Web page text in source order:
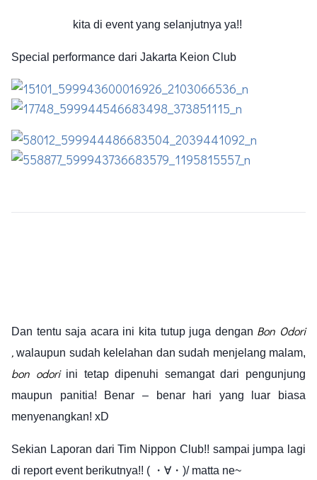
kita di event yang selanjutnya ya!!
Special performance dari Jakarta Keion Club
Dan tentu saja acara ini kita tutup juga dengan Bon Odori
,walaupun sudah kelelahan dan sudah menjelang malam,
bon odori ini tetap dipenuhi semangat dari pengunjung
maupun panitia! Benar – benar hari yang luar biasa
menyenangkan! xD
Sekian Laporan dari Tim Nippon Club!! sampai jumpa lagi
di report event berikutnya!! ( ・∀・)/ matta ne~